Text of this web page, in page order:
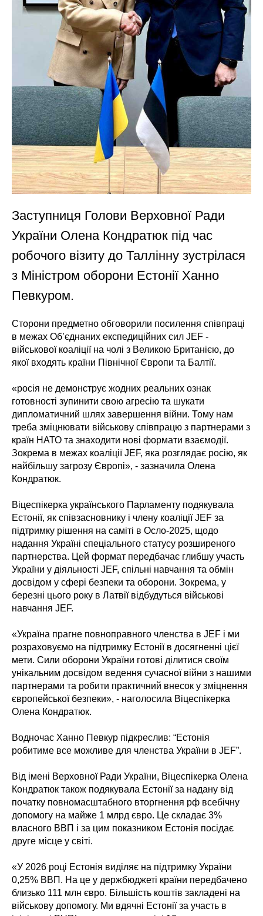
Заступниця Голови Верховної Ради
України Олена Кондратюк під час
робочого візиту до Таллінну зустрілася
з Міністром оборони Естонії Ханно
Певкуром.
Сторони предметно обговорили посилення cпівпраці
в межах Об’єднаних експедиційних сил JEF -
військової коаліції на чолі з Великою Британією, до
якої входять країни Північної Європи та Балтії.
«росія не демонструє жодних реальних ознак
готовності зупинити свою агресію та шукати
дипломатичний шлях завершення війни. Тому нам
треба зміцнювати військову співпрацю з партнерами з
країн НАТО та знаходити нові формати взаємодії.
Зокрема в межах коаліції JEF, яка розглядає росію, як
найбільшу загрозу Європі», - зазначила Олена
Кондратюк.
Віцеспікерка українського Парламенту подякувала
Естонії, як співзасновнику і члену коаліції JEF за
підтримку рішення на саміті в Осло-2025, щодо
надання Україні спеціального статусу розширеного
партнерства. Цей формат передбачає глибшу участь
України у діяльності JEF, спільні навчання та обмін
досвідом у сфері безпеки та оборони. Зокрема, у
березні цього року в Латвії відбудуться військові
навчання JEF.
«Україна прагне повноправного членства в JEF і ми
розраховуємо на підтримку Естонії в досягненні цієї
мети. Сили оборони України готові ділитися своїм
унікальним досвідом ведення сучасної війни з нашими
партнерами та робити практичний внесок у зміцнення
європейської безпеки», - наголосила Віцеспікерка
Олена Кондратюк.
Водночас Ханно Певкур підкреслив: “Естонія
робитиме все можливе для членства України в JEF”.
Від імені Верховної Ради України, Віцеспікерка Олена
Кондратюк також подякувала Естонії за надану від
початку повномасштабного вторгнення рф всебічну
допомогу на майже 1 млрд євро. Це складає 3%
власного ВВП і за цим показником Естонія посідає
друге місце у світі.
«У 2026 році Естонія виділяє на підтримку України
0,25% ВВП. На це у держбюджеті країни передбачено
близько 111 млн євро. Більшість коштів закладені на
військову допомогу. Ми вдячні Естонії за участь в